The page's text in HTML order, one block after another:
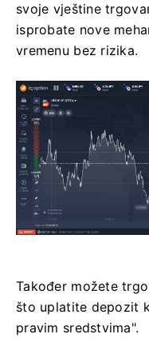
svoje vještine
isprobate nove
vremenu bez rizika.
Također možete
što uplatite depozit
pravim sredstvima".